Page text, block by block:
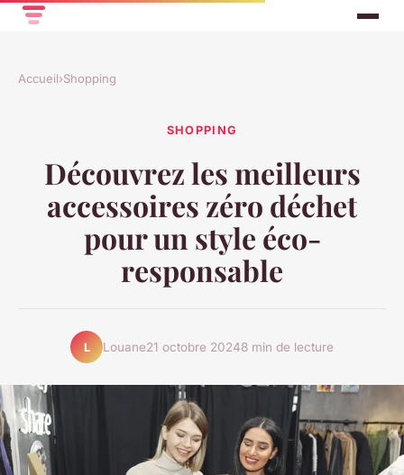
Accueil›Shopping
SHOPPING
Découvrez les meilleurs
accessoires zéro déchet
pour un style éco-
responsable
L Louane21 octobre 20248 min de lecture